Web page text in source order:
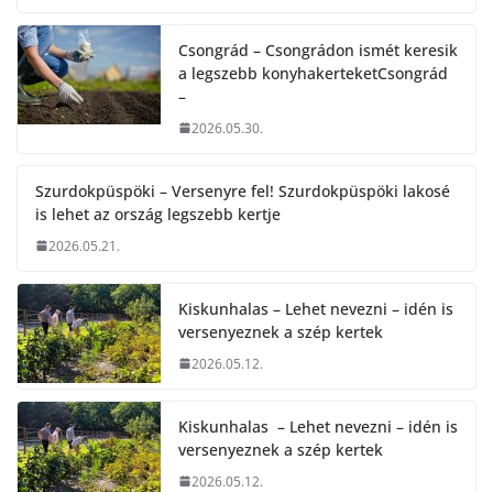
Csongrád – Csongrádon ismét keresik
a legszebb konyhakerteketCsongrád
–
2026.05.30.
Szurdokpüspöki – Versenyre fel! Szurdokpüspöki lakosé
is lehet az ország legszebb kertje
2026.05.21.
Kiskunhalas – Lehet nevezni – idén is
versenyeznek a szép kertek
2026.05.12.
Kiskunhalas – Lehet nevezni – idén is
versenyeznek a szép kertek
2026.05.12.